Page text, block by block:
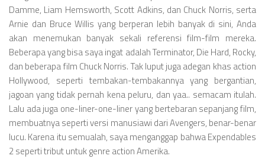
Damme, Liam Hemsworth, Scott Adkins, dan Chuck Norris, serta
Arnie dan Bruce Willis yang berperan lebih banyak di sini, Anda
akan menemukan banyak sekali referensi film-film mereka.
Beberapa yang bisa saya ingat adalah Terminator, Die Hard, Rocky,
dan beberapa film Chuck Norris. Tak luput juga adegan khas action
Hollywood, seperti tembakan-tembakannya yang bergantian,
jagoan yang tidak pernah kena peluru, dan yaa.. semacam itulah.
Lalu ada juga one-liner-one-liner yang bertebaran sepanjang film,
membuatnya seperti versi manusiawi dari Avengers, benar-benar
lucu. Karena itu semualah, saya menganggap bahwa Expendables
2 seperti tribut untuk genre action Amerika.